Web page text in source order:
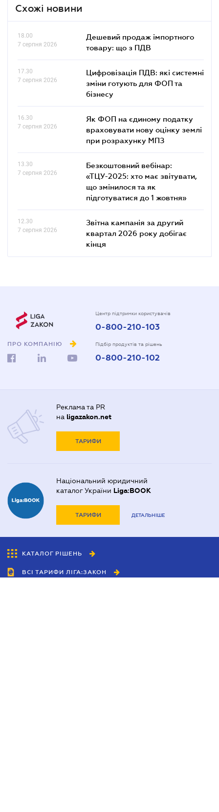
Схожі новини
18.00
7 серпня 2026
Дешевий продаж імпортного
товару: що з ПДВ
17.30
7 серпня 2026
Цифровізація ПДВ: які системні
зміни готують для ФОП та
бізнесу
16.30
7 серпня 2026
Як ФОП на єдиному податку
враховувати нову оцінку землі
при розрахунку МПЗ
13.30
7 серпня 2026
Безкоштовний вебінар:
«ТЦУ-2025: хто має звітувати,
що змінилося та як
підготуватися до 1 жовтня»
12.30
7 серпня 2026
Звітна кампанія за другий
квартал 2026 року добігає
кінця
ПРО КОМПАНІЮ
Центр підтримки користувачів
0-800-210-103
Підбір продуктів та рішень
0-800-210-102
Реклама та PR
на ligazakon.net
ТАРИФИ
Національний юридичний
каталог України Liga:BOOK
ТАРИФИ ДЕТАЛЬНІШЕ
КАТАЛОГ РІШЕНЬ
ВСІ ТАРИФИ ЛІГА:ЗАКОН